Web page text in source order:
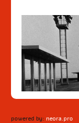
powered by:neora.pro